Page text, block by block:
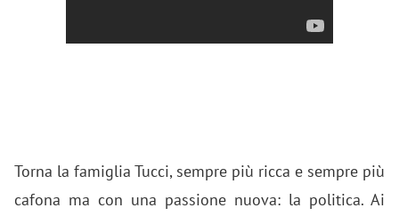
Torna la famiglia Tucci, sempre più ricca e sempre più
cafona ma con una passione nuova: la politica. Ai